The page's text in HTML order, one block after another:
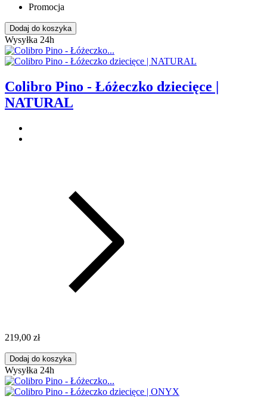
Promocja
Dodaj do koszyka
Wysyłka 24h
Colibro Pino - Łóżeczko dziecięce |
NATURAL
219,00 zł
Dodaj do koszyka
Wysyłka 24h